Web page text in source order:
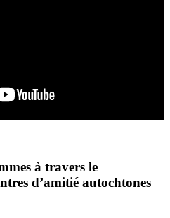
à travers le
d’amitié autochtones